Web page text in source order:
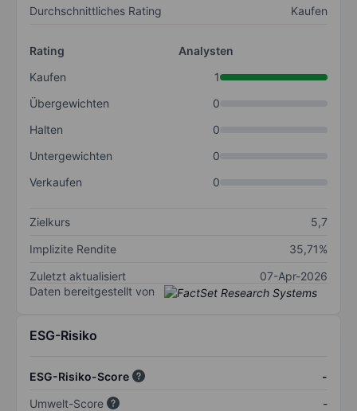
Durchschnittliches Rating Kaufen
Rating
Analysten
Kaufen
1
Übergewichten
0
Halten
0
Untergewichten
0
Verkaufen
0
Zielkurs
5,7
Implizite Rendite
35,71%
Zuletzt aktualisiert
07-Apr-2026
Daten bereitgestellt von
ESG-Risiko
ESG-Risiko-Score
-
Umwelt-Score
-